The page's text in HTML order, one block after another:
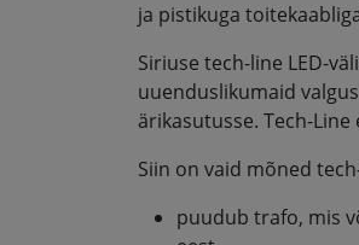
ja pistikuga
Siriuse tech-line LED-
uuenduslikumaid
ärikasutusse. Tech-
Siin on vaid mõned
puudub trafo, mis